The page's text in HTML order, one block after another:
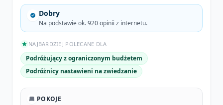
Dlaczego warto wybrać ten hotel
200 m od plaży
apartamenty z aneksem kuchennym
bliskość lotniska (6 km)
Dobry
Na podstawie ok. 920 opinii z internetu.
NAJBARDZIEJ POLECANE DLA
Podróżujący z ograniczonym budżetem
Podróżnicy nastawieni na zwiedzanie
POKOJE